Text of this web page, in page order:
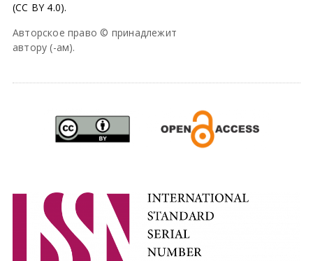
(CC BY 4.0).
Авторское право © принадлежит
автору (-ам).